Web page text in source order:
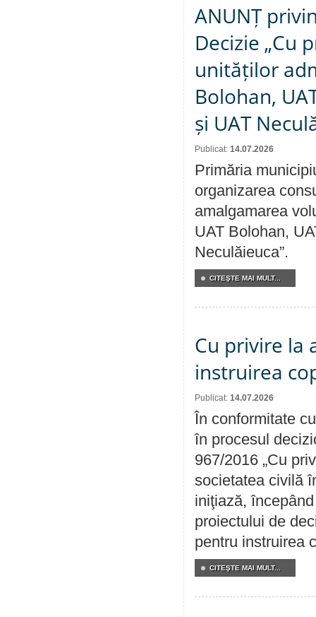
ANUNȚ
Decizie „Cu
unităților
Bolohan,
și UAT
Publicat: 14.07.2026
Primăria
organizarea
amalgamarea
UAT Bolohan,
Neculăieuca”.
CITEŞTE MAI MULT...
Cu privire la
instruirea
Publicat: 14.07.2026
În conformitate
în procesul
967/2016 „Cu
societatea civilă
iniţiază,
proiectului de
pentru instruirea
CITEŞTE MAI MULT...